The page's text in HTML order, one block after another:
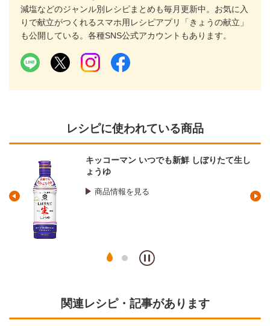
減塩などのジャンル別レシピまとめも毎月更新中。お気に入
りで献立がつくれるスマホ用レシピアプリ「きょうの献立」
も公開している。各種SNS公式アカウントもあります。
レシピに使われている商品
キッコーマン いつでも新鮮 しぼりたて生し
ょうゆ
商品情報を見る
関連レシピ・記事があります